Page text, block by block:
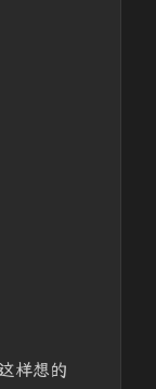
样想的